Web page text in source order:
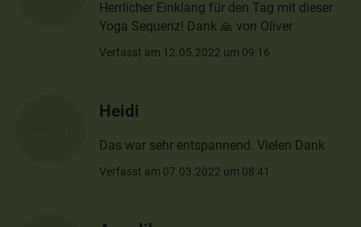
Herrlicher Einklang für den Tag mit dieser
Yoga Sequenz! Dank 🙏 von Oliver
Verfasst am 12.05.2022 um 09:16
Heidi
Das war sehr entspannend. Vielen Dank
Verfasst am 07.03.2022 um 08:41